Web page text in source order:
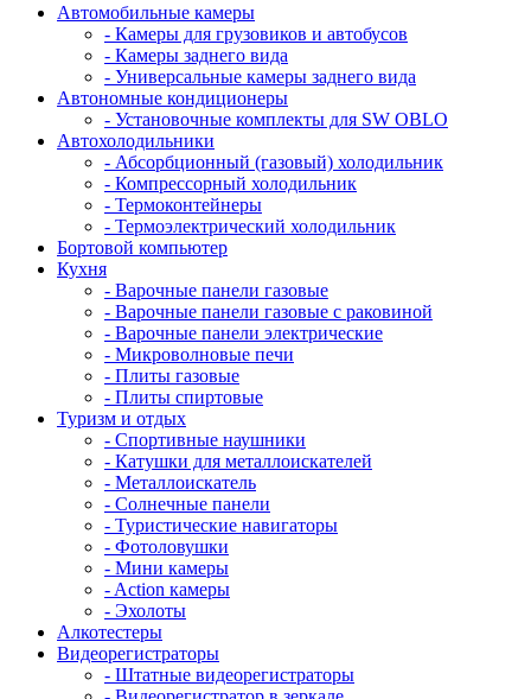
Автомобильные камеры
- Камеры для грузовиков и автобусов
- Камеры заднего вида
- Универсальные камеры заднего вида
Автономные кондиционеры
- Установочные комплекты для SW OBLO
Автохолодильники
- Абсорбционный (газовый) холодильник
- Компрессорный холодильник
- Термоконтейнеры
- Термоэлектрический холодильник
Бортовой компьютер
Кухня
- Варочные панели газовые
- Варочные панели газовые с раковиной
- Варочные панели электрические
- Микроволновые печи
- Плиты газовые
- Плиты спиртовые
Туризм и отдых
- Cпортивные наушники
- Катушки для металлоискателей
- Металлоискатель
- Солнечные панели
- Туристические навигаторы
- Фотоловушки
- Мини камеры
- Action камеры
- Эхолоты
Алкотестеры
Видеорегистраторы
- Штатные видеорегистраторы